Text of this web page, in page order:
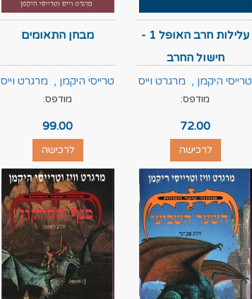
עלילות חרב האופל 1 -
חישול החרב
טרייסי היקמן , מרגרט וייס
מודפס:
72.00
לרכישה
מבחן התאומים
טרייסי היקמן , מרגרט וייס
מודפס:
99.00
לרכישה